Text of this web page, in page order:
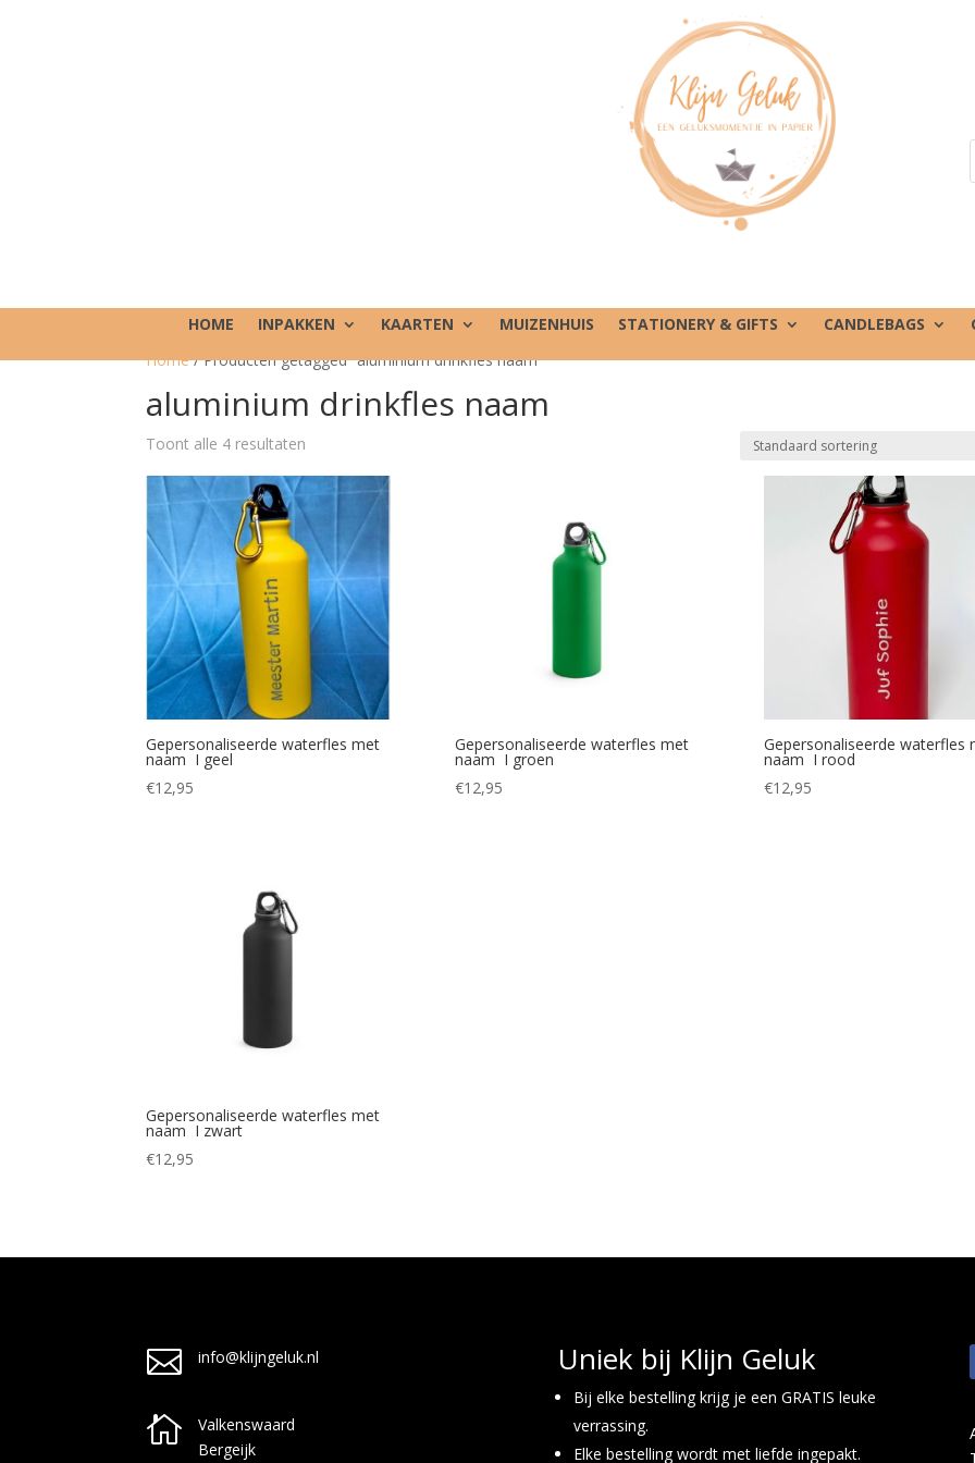
HOME INPAKKEN KAARTEN MUIZENHUIS STATIONERY & GIFTS CANDLEBAGS
Home/ Producten getagged “aluminium drinkfles naam”
aluminium drinkfles naam
Toont alle 4 resultaten
Gepersonaliseerde waterfles met
naam I geel
€12,95
Gepersonaliseerde waterfles met
naam I groen
€12,95
Gepersonaliseerde waterfles
naam I rood
€12,95
Gepersonaliseerde waterfles met
naam I zwart
€12,95
 info@klijngeluk.nl

Valkenswaard
Bergeijk
Uniek bij Klijn Geluk
Bij elke bestelling krijg je een GRATIS leuke
verrassing.
Elke bestelling wordt met liefde ingepakt.